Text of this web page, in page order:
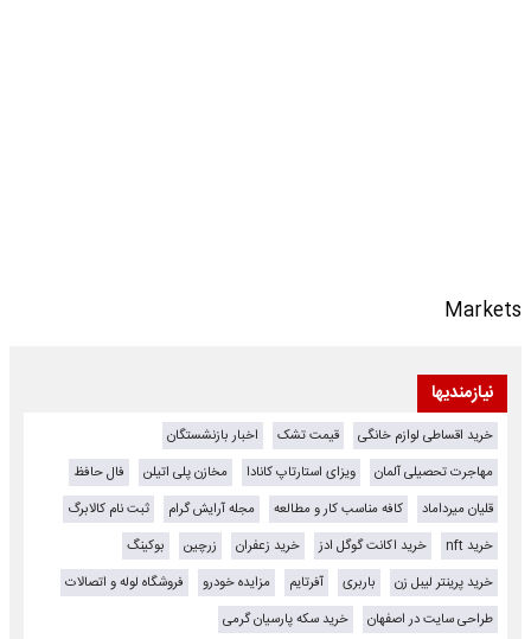
Markets
نیازمندیها
خرید اقساطی لوازم خانگی قیمت تشک
اخبار بازنشستگان
مهاجرت تحصیلی آلمان
ویزای استارتاپ کانادا مخازن پلی اتیلن
فال حافظ
قلیان میرداماد
کافه مناسب کار و مطالعه مجله آرایش گرام
ثبت نام کالابرگ
خرید nft
خرید اکانت گوگل ادز خرید زعفران زرچین
بوکینگ
خرید پرینتر لیبل زن
باربری آفرتایم مزایده خودرو
فروشگاه لوله و اتصالات
طراحی سایت در اصفهان
خرید سکه پارسیان گرمی